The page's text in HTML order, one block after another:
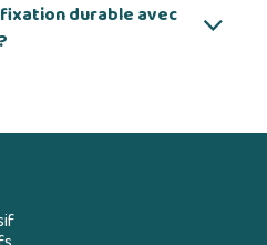
durable avec